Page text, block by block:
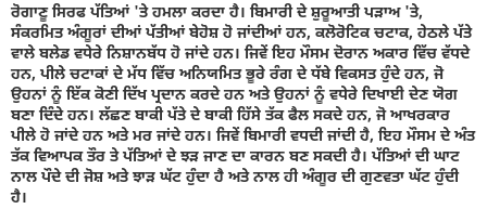
ਰੋਗਾਣੂ ਸਿਰਫ ਪੱਤਿਆਂ 'ਤੇ ਹਮਲਾ ਕਰਦਾ ਹੈ। ਬਿਮਾਰੀ ਦੇ ਸ਼ੁਰੂਆਤੀ ਪੜਾਅ 'ਤੇ,
ਸੰਕਰਮਿਤ ਅੰਗੂਰਾਂ ਦੀਆਂ ਪੱਤੀਆਂ ਬੇਹੋਸ਼ ਹੋ ਜਾਂਦੀਆਂ ਹਨ, ਕਲੋਰੋਟਿਕ ਚਟਾਕ, ਹੇਠਲੇ ਪੱਤੇ
ਵਾਲੇ ਬਲੇਡ ਵਧੇਰੇ ਨਿਸ਼ਾਨਬੱਧ ਹੋ ਜਾਂਦੇ ਹਨ। ਜਿਵੇਂ ਇਹ ਮੌਸਮ ਦੋਰਾਨ ਅਕਾਰ ਵਿੱਚ ਵੱਧਦੇ
ਹਨ, ਪੀਲੇ ਚਟਾਕਾਂ ਦੇ ਮੱਧ ਵਿੱਚ ਅਨਿਯਮਿਤ ਭੂਰੇ ਰੰਗ ਦੇ ਧੱਬੇ ਵਿਕਸਤ ਹੁੰਦੇ ਹਨ, ਜੋ
ਉਹਨਾਂ ਨੂੰ ਇੱਕ ਕੋਣੀ ਦਿੱਖ ਪ੍ਰਦਾਨ ਕਰਦੇ ਹਨ ਅਤੇ ਉਹਨਾਂ ਨੂੰ ਵਧੇਰੇ ਦਿਖਾਈ ਦੇਣ ਯੋਗ
ਬਣਾ ਦਿੰਦੇ ਹਨ। ਲੱਛਣ ਬਾਕੀ ਪੱਤੇ ਦੇ ਬਾਕੀ ਹਿੱਸੇ ਤੱਕ ਫੈਲ ਸਕਦੇ ਹਨ, ਜੋ ਆਖਰਕਾਰ
ਪੀਲੇ ਹੋ ਜਾਂਦੇ ਹਨ ਅਤੇ ਮਰ ਜਾਂਦੇ ਹਨ। ਜਿਵੇਂ ਬਿਮਾਰੀ ਵਧਦੀ ਜਾਂਦੀ ਹੈ, ਇਹ ਮੌਸਮ ਦੇ ਅੰਤ
ਤੱਕ ਵਿਆਪਕ ਤੌਰ ਤੇ ਪੱਤਿਆਂ ਦੇ ਝੜ ਜਾਣ ਦਾ ਕਾਰਨ ਬਣ ਸਕਦੀ ਹੈ। ਪੱਤਿਆਂ ਦੀ ਘਾਟ
ਨਾਲ ਪੌਦੇ ਦੀ ਜੋਸ਼ ਅਤੇ ਝਾੜ ਘੱਟ ਹੁੰਦਾ ਹੈ ਅਤੇ ਨਾਲ ਹੀ ਅੰਗੂਰ ਦੀ ਗੁਣਵਤਾ ਘੱਟ ਹੁੰਦੀ
ਹੈ।